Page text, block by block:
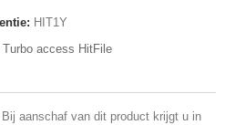
HIT1Y
Turbo access HitFile
Bij aanschaf van dit product krijgt u in